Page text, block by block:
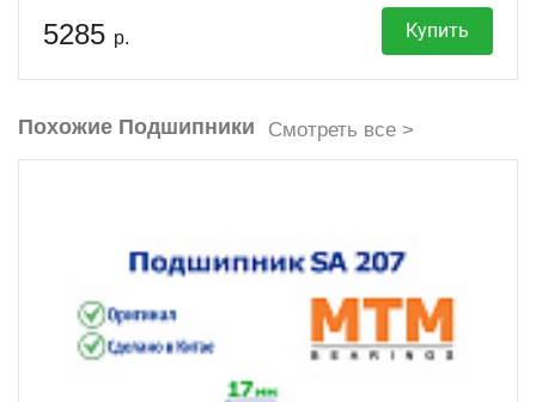
5285 р. Купить
Похожие Подшипники Смотреть все >